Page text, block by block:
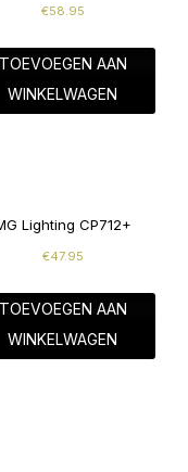
€58.95
TOEVOEGEN AAN
WINKELWAGEN
Lighting CP712+
€47.95
TOEVOEGEN AAN
WINKELWAGEN